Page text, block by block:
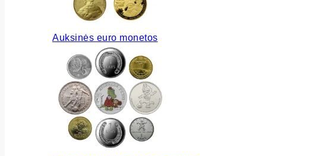
Auksinės euro monetos